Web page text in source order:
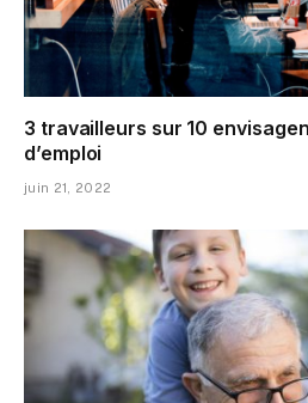
3 travailleurs sur 10
d’emploi
juin 21, 2022